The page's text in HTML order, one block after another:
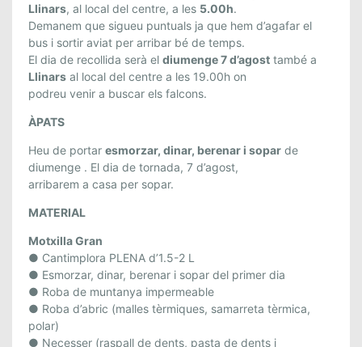
P
A
R
C
N
A
T
U
R
A
D
E
P
O
S
E
T
Llinars, al local del centre, a les 5.00h.
Demanem que sigueu puntuals ja que hem d’agafar el
bus i sortir aviat per arribar bé de temps.
El dia de recollida serà el diumenge 7 d’agost també a
Llinars al local del centre a les 19.00h on
podreu venir a buscar els falcons.
ÀPATS
Heu de portar esmorzar, dinar, berenar i sopar de
diumenge . El dia de tornada, 7 d’agost,
arribarem a casa per sopar.
MATERIAL
Motxilla Gran
● Cantimplora PLENA d’1.5-2 L
● Esmorzar, dinar, berenar i sopar del primer dia
● Roba de muntanya impermeable
● Roba d’abric (malles tèrmiques, samarreta tèrmica,
polar)
● Necesser (raspall de dents, pasta de dents i